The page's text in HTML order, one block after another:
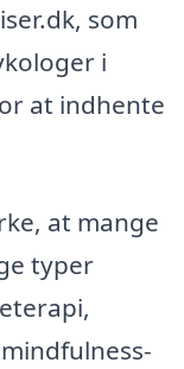
som
i
at indhente
at mange
typer